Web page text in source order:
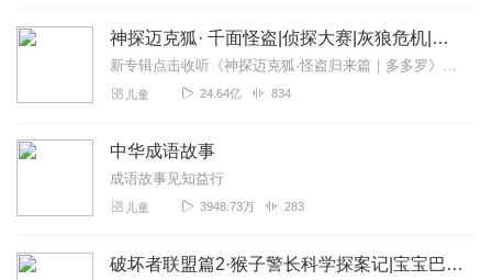
白雪的世界儿
主播加油哦！喜欢你的每一个专辑，每一个声音！
听友389396634
很棒！很喜欢听！ 我的小宝贝👶也很喜欢听，太棒啦👍👍👍
神探迈克狐· 千面怪盗|侦探大赛|灰狼危机|多多罗
新专辑点击收听《神探迈克狐·怪盗归来篇｜多多罗》！！！>>>点击进入主播橱窗购买《神探迈克狐》系列图书吧!<<<多多罗故事【点击前往】收听多多罗其他好玩有趣的故...
儿童 24.64亿 834
中华成语故事
成语故事见知益行
儿童 3948.73万 283
破坏者联盟篇2·猴子警长科学探案记|宝宝巴士故事